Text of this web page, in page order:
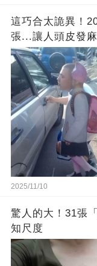
這巧合太詭異！
張...讓人頭皮發麻
2025/11/10
驚人的大！31張
知尺度